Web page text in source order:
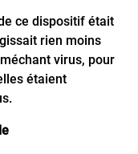
ce dispositif était
rien moins
virus, pour
étaient